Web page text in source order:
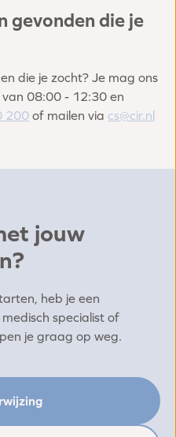
gevonden die je
die je zocht? Je mag ons
08:00 - 12:30 en
200 of mailen via cs@cir.nl
jouw
heb je een
specialist of
je graag op weg.